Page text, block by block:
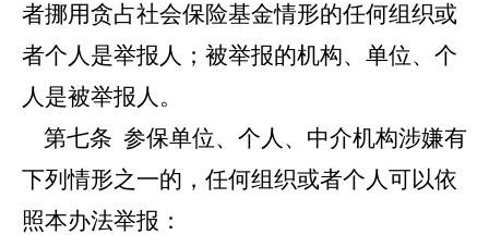
者挪用贪占社会保险基金情形的任何组织或
者个人是举报人；被举报的机构、单位、个
人是被举报人。
第七条 参保单位、个人、中介机构涉嫌有
下列情形之一的，任何组织或者个人可以依
照本办法举报：